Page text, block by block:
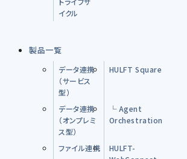
イクル
製品一覧
データ連携
（サービス
型）
HULFT Square
データ連携
（オンプレミ
ス型）
└ Agent
Orchestration
ファイル連携
HULFT-